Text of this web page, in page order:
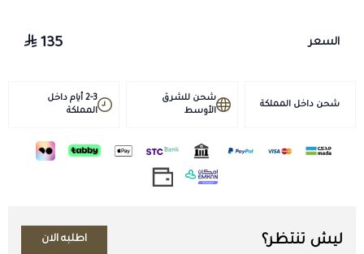
مكمل غذائي شامل للاستخدام اليومي لدعم الحالة الغذائية العامة للخيل
يُخلط 50 جم من المنتج لكل 3 كجم من العلف.
المهور: بعد المجهود 25 جم/يوم، وفي وقت الراحة 12.5 جم/يوم.
يتوفر معيار بحجم 50 مل داخل العلبة. يُستخدم وفق إرشادات الشركة
الخيول والمهور.
السعر 135
شحن داخل المملكة
شحن للشرق
الأوسط
2-3 أيام داخل
المملكة
ليش تنتظر؟ اطلبه الان